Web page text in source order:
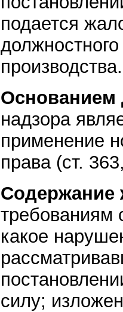
подается
производства.
Основанием
надзора
применение
права (ст.
требованиям
какое
силу;